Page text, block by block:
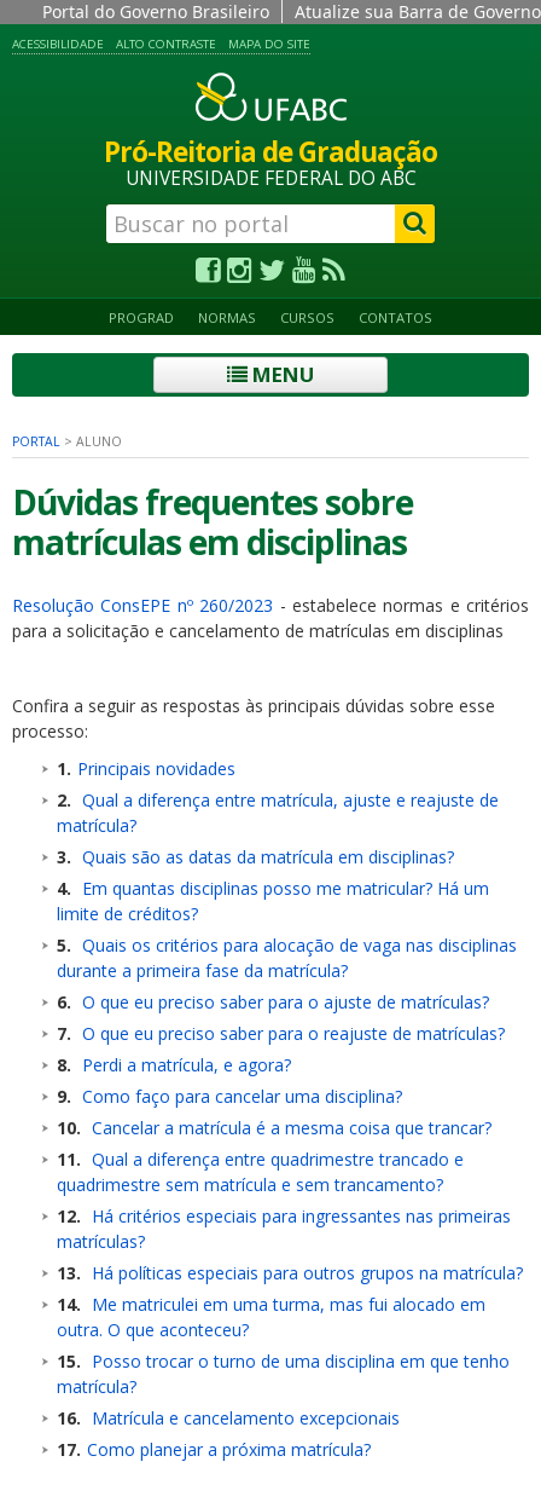
Portal do Governo Brasileiro Atualize sua Barra de Governo
ACESSIBILIDADE ALTO CONTRASTE MAPA DO SITE
Pró-Reitoria de Graduação
UNIVERSIDADE FEDERAL DO ABC
PROGRAD NORMAS CURSOS CONTATOS
MENU
PORTAL > ALUNO
Dúvidas frequentes sobre
matrículas em disciplinas
Resolução ConsEPE nº 260/2023 - estabelece normas e critérios
para a solicitação e cancelamento de matrículas em disciplinas
Confira a seguir as respostas às principais dúvidas sobre esse
processo:
Principais novidades
Qual a diferença entre matrícula, ajuste e reajuste de
matrícula?
Quais são as datas da matrícula em disciplinas?
Em quantas disciplinas posso me matricular? Há um
limite de créditos?
Quais os critérios para alocação de vaga nas disciplinas
durante a primeira fase da matrícula?
O que eu preciso saber para o ajuste de matrículas?
O que eu preciso saber para o reajuste de matrículas?
Perdi a matrícula, e agora?
Como faço para cancelar uma disciplina?
Cancelar a matrícula é a mesma coisa que trancar?
Qual a diferença entre quadrimestre trancado e
quadrimestre sem matrícula e sem trancamento?
Há critérios especiais para ingressantes nas primeiras
matrículas?
Há políticas especiais para outros grupos na matrícula?
Me matriculei em uma turma, mas fui alocado em
outra. O que aconteceu?
Posso trocar o turno de uma disciplina em que tenho
matrícula?
Matrícula e cancelamento excepcionais
Como planejar a próxima matrícula?